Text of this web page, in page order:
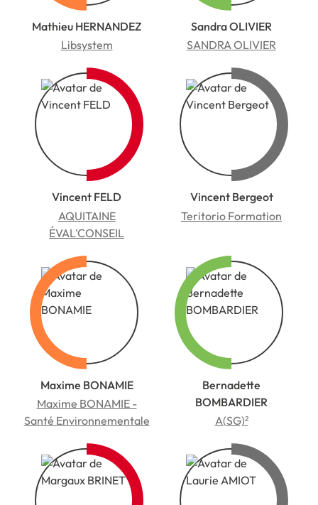
Mathieu HERNANDEZ
Libsystem
Sandra OLIVIER
SANDRA OLIVIER
Vincent FELD
AQUITAINE
ÉVAL'CONSEIL
Vincent Bergeot
Teritorio Formation
Maxime BONAMIE
Maxime BONAMIE -
Santé Environnementale
Bernadette
BOMBARDIER
A(SG)²